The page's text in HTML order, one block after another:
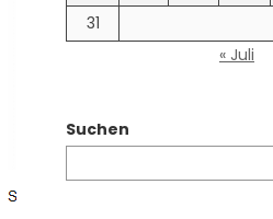
31
« Juli
Suchen